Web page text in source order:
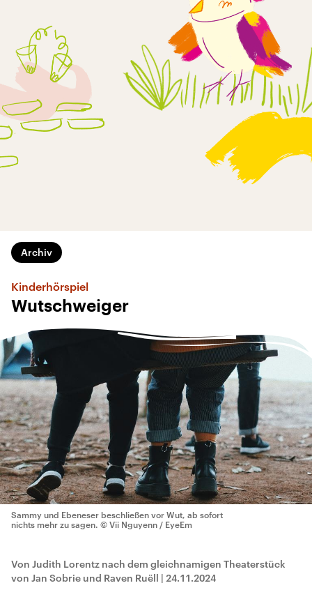
Archiv
Kinderhörspiel
Wutschweiger
Sammy und Ebeneser beschließen vor Wut, ab sofort
nichts mehr zu sagen. © Vii Nguyenn / EyeEm
Von Judith Lorentz nach dem gleichnamigen Theaterstück
von Jan Sobrie und Raven Ruëll | 24.11.2024